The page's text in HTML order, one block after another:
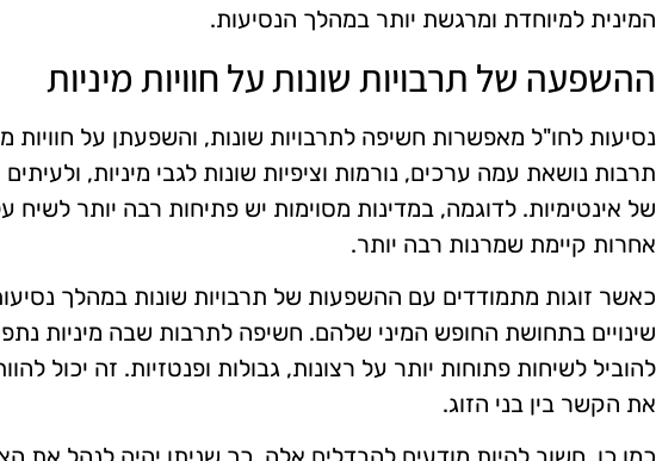
המינית למיוחדת ומרגשת יותר במהלך הנסיעות.
ההשפעה של תרבויות שונות על חוויות מיניות
נסיעות לחו"ל מאפשרות חשיפה לתרבויות שונות, והשפעתן על חוויות
תרבות נושאת עמה ערכים, נורמות וציפיות שונות לגבי מיניות,
של אינטימיות. לדוגמה, במדינות מסוימות יש פתיחות רבה יותר לשיח
אחרות קיימת שמרנות רבה יותר.
כאשר זוגות מתמודדים עם ההשפעות של תרבויות שונות במהלך
שינויים בתחושת החופש המיני שלהם. חשיפה לתרבות שבה מיניות
להוביל לשיחות פתוחות יותר על רצונות, גבולות ופנטזיות. זה יכול
את הקשר בין בני הזוג.